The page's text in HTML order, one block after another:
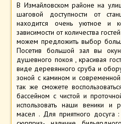
В Измайловском районе на
шаговой доступности от
находится очень уютное и
зависимости от количества
можем предложить выбор
Посетив большой зал вы
душевного покоя , красивая
виде деревянного сруба и
зоной с камином и
так же сможете
бассейном с чистой и
использовать наши веники и
масел . Для приятного досуга